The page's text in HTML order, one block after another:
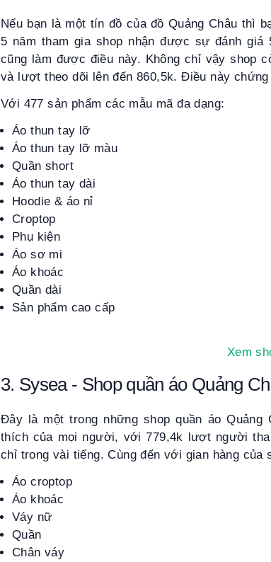
Nếu bạn là một tín đồ của đồ Quảng Châu thì
5 năm tham gia shop nhận được sự đánh
cũng làm được điều này. Không chỉ vậy shop
và lượt theo dõi lên đến 860,5k. Điều này
Với 477 sản phẩm các mẫu mã đa dạng:
Áo thun tay lỡ
Áo thun tay lỡ màu
Quần short
Áo thun tay dài
Hoodie & áo nỉ
Croptop
Phụ kiện
Áo sơ mi
Áo khoác
Quần dài
Sản phẩm cao cấp
Xem
3. Sysea - Shop quần áo Quảng
Đây là một trong những shop quần áo
thích của mọi người, với 779,4k lượt người
chỉ trong vài tiếng. Cùng đến với gian hàng của
Áo croptop
Áo khoác
Váy nữ
Quần
Chân váy